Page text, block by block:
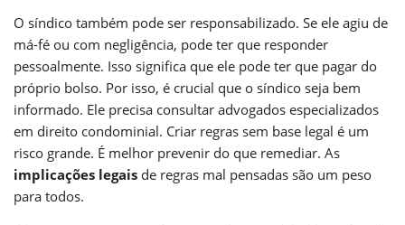
O síndico também pode ser responsabilizado. Se ele agiu de
má-fé ou com negligência, pode ter que responder
pessoalmente. Isso significa que ele pode ter que pagar do
próprio bolso. Por isso, é crucial que o síndico seja bem
informado. Ele precisa consultar advogados especializados
em direito condominial. Criar regras sem base legal é um
risco grande. É melhor prevenir do que remediar. As
implicações legais de regras mal pensadas são um peso
para todos.